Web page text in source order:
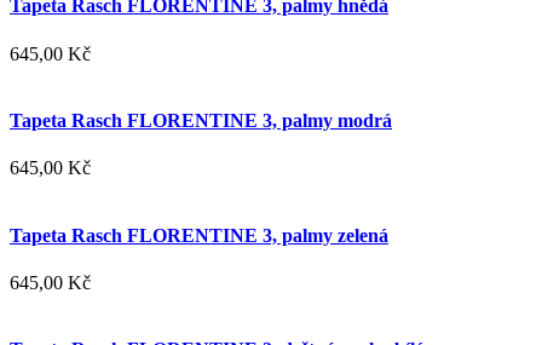
Tapeta Rasch FLORENTINE 3, palmy hnědá
645,00 Kč
Tapeta Rasch FLORENTINE 3, palmy modrá
645,00 Kč
Tapeta Rasch FLORENTINE 3, palmy zelená
645,00 Kč